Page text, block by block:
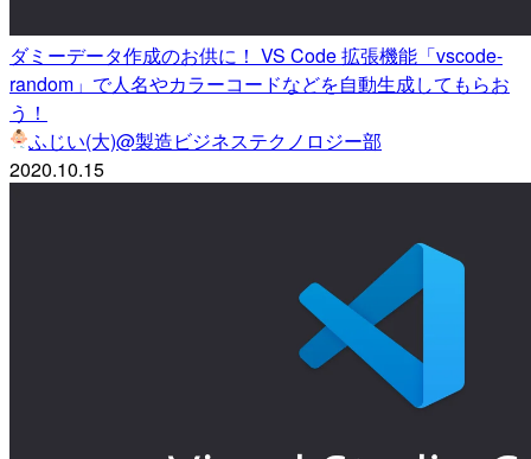
ダミーデータ作成のお供に！ VS Code 拡張機能「vscode-
random」で人名やカラーコードなどを自動生成してもらお
う！
ふじい(大)@製造ビジネステクノロジー部
2020.10.15